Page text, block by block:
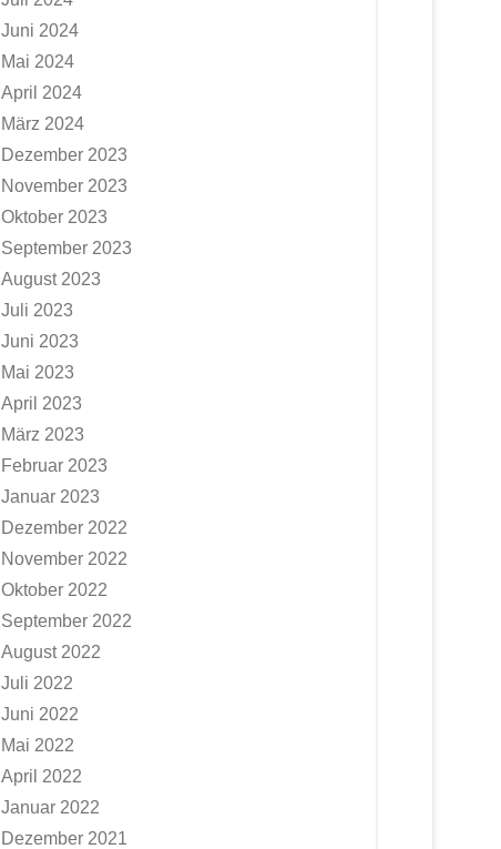
Juni 2024
Mai 2024
April 2024
März 2024
Dezember 2023
November 2023
Oktober 2023
September 2023
August 2023
Juli 2023
Juni 2023
Mai 2023
April 2023
März 2023
Februar 2023
Januar 2023
Dezember 2022
November 2022
Oktober 2022
September 2022
August 2022
Juli 2022
Juni 2022
Mai 2022
April 2022
Januar 2022
Dezember 2021